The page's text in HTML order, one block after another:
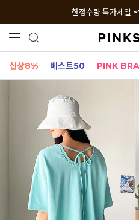
한정수량 특가세일
신상8% 베스트50 PINK